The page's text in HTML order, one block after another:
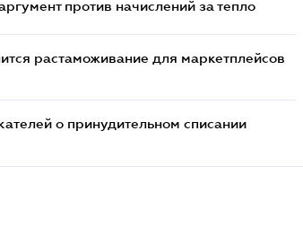
против начислений за тепло
растаможивание для маркетплейсов
о принудительном списании